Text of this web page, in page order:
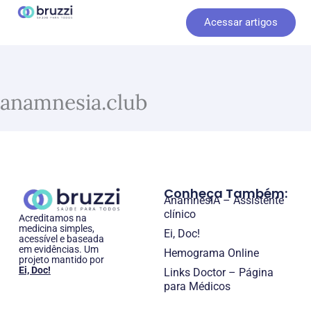
Acessar artigos
anamnesia.club
Acreditamos na
medicina simples,
acessível e baseada
em evidências. Um
projeto mantido por
Ei, Doc!
Conheça Também:
AnamnesIA – Assistente
clínico
Ei, Doc!
Hemograma Online
Links Doctor – Página
para Médicos